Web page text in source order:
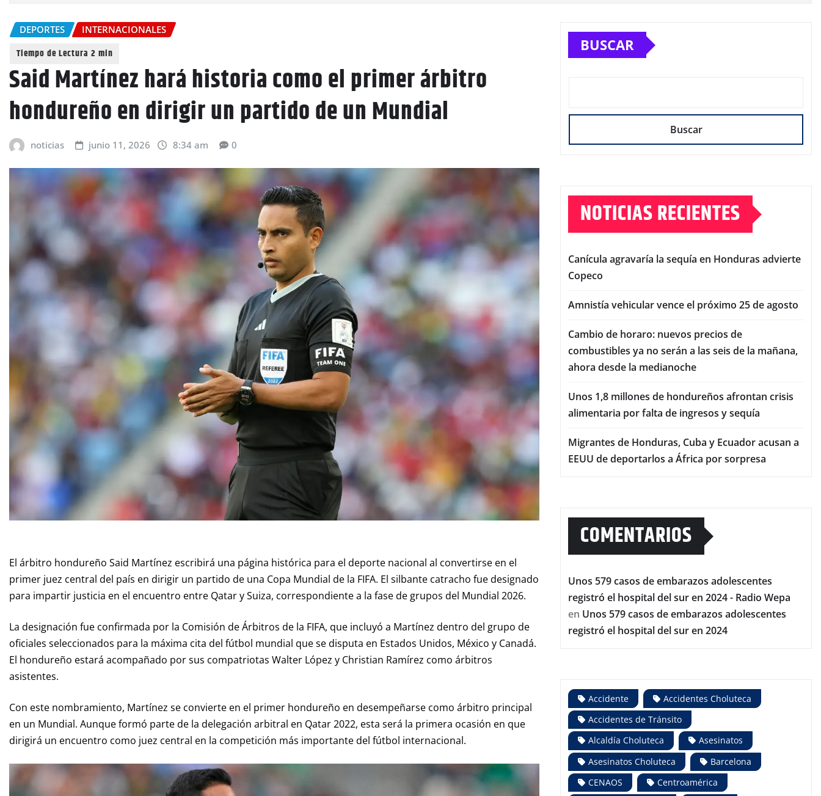
DEPORTES INTERNACIONALES
Said Martínez hará historia como el primer árbitro
hondureño en dirigir un partido de un Mundial
noticias junio 11, 2026 8:34 am 0
El árbitro hondureño Said Martínez escribirá una página histórica para el deporte nacional al convertirse en el
primer juez central del país en dirigir un partido de una Copa Mundial de la FIFA. El silbante catracho fue designado
para impartir justicia en el encuentro entre Qatar y Suiza, correspondiente a la fase de grupos del Mundial 2026.
La designación fue confirmada por la Comisión de Árbitros de la FIFA, que incluyó a Martínez dentro del grupo de
oficiales seleccionados para la máxima cita del fútbol mundial que se disputa en Estados Unidos, México y Canadá.
El hondureño estará acompañado por sus compatriotas Walter López y Christian Ramírez como árbitros
asistentes.
Con este nombramiento, Martínez se convierte en el primer hondureño en desempeñarse como árbitro principal
en un Mundial. Aunque formó parte de la delegación arbitral en Qatar 2022, esta será la primera ocasión en que
dirigirá un encuentro como juez central en la competición más importante del fútbol internacional.
BUSCAR
Buscar
NOTICIAS RECIENTES
Canícula agravaría la sequía en Honduras advierte
Copeco
Amnistía vehicular vence el próximo 25 de agosto
Cambio de horaro: nuevos precios de
combustibles ya no serán a las seis de la mañana,
ahora desde la medianoche
Unos 1,8 millones de hondureños afrontan crisis
alimentaria por falta de ingresos y sequía
Migrantes de Honduras, Cuba y Ecuador acusan a
EEUU de deportarlos a África por sorpresa
COMENTARIOS
Unos 579 casos de embarazos adolescentes
registró el hospital del sur en 2024 - Radio Wepa
en Unos 579 casos de embarazos adolescentes
registró el hospital del sur en 2024
Accidente
Accidentes Choluteca
Accidentes de Tránsito
Alcaldía Choluteca
Asesinatos
Asesinatos Choluteca
Barcelona
CENAOS
Centroamérica